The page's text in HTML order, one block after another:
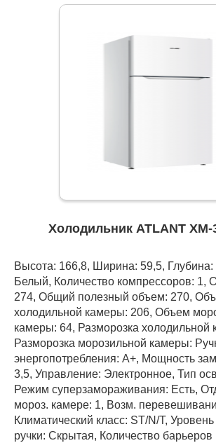
Холодильник ATLANT ХМ-
Высота: 166,8, Ширина: 59,5, Глубина:
Белый, Количество компрессоров: 1,
274, Общий полезный объем: 270,
холодильной камеры: 206, Объем
камеры: 64, Разморозка холодильной
Разморозка морозильной камеры:
энергопотребления: А+, Мощность
3,5, Управление: Электронное, Тип
Режим суперзамораживания: Есть,
мороз. камере: 1, Возм.
Климатический класс: ST/N/T,
ручки: Скрытая, Количество барьеров